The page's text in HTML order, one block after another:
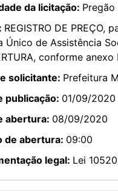
da licitação: Pregão
REGISTRO DE
Único de Assistência
conforme
solicitante: Prefeitura
publicação: 01/09/2020
abertura: 08/09/2020
de abertura: 09:00
legal: Lei